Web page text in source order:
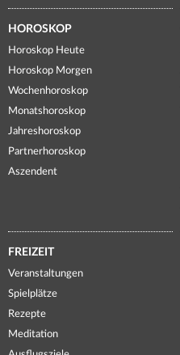
HOROSKOP
Horoskop Heute
Horoskop Morgen
Wochenhoroskop
Monatshoroskop
Jahreshoroskop
Partnerhoroskop
Aszendent
FREIZEIT
Veranstaltungen
Spielplätze
Rezepte
Meditation